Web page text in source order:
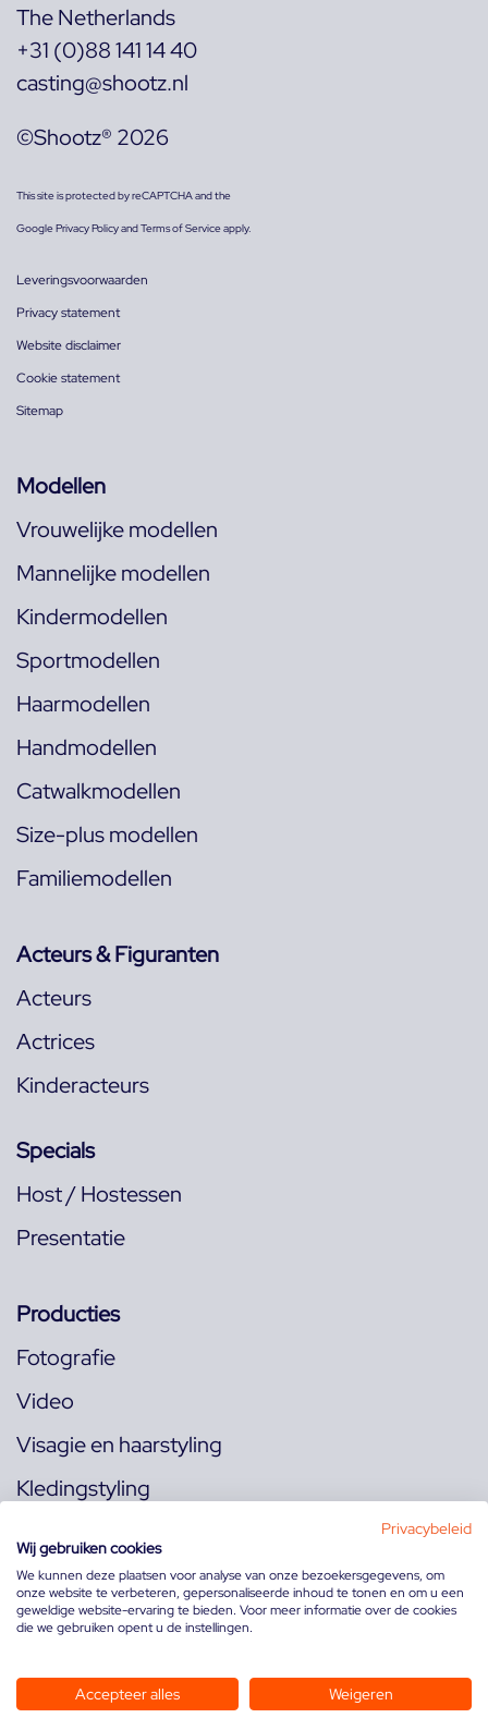
The Netherlands
+31 (0)88 141 14 40
casting@shootz.nl
©Shootz® 2026
This site is protected by reCAPTCHA and the
GooglePrivacy PolicyandTerms of Serviceapply.
Leveringsvoorwaarden
Privacy statement
Website disclaimer
Cookie statement
Sitemap
Modellen
Vrouwelijke modellen
Mannelijke modellen
Kindermodellen
Sportmodellen
Haarmodellen
Handmodellen
Catwalkmodellen
Size-plus modellen
Familiemodellen
Acteurs & Figuranten
Acteurs
Actrices
Kinderacteurs
Specials
Host / Hostessen
Presentatie
Producties
Fotografie
Video
Visagie en haarstyling
Kledingstyling
Volg ons op:
Privacybeleid
Wij gebruiken cookies
We kunnen deze plaatsen voor analyse van onze bezoekersgegevens, om
onze website te verbeteren, gepersonaliseerde inhoud te tonen en om u een
geweldige website-ervaring te bieden. Voor meer informatie over de cookies
die we gebruiken opent u de instellingen.
Accepteer alles Weigeren